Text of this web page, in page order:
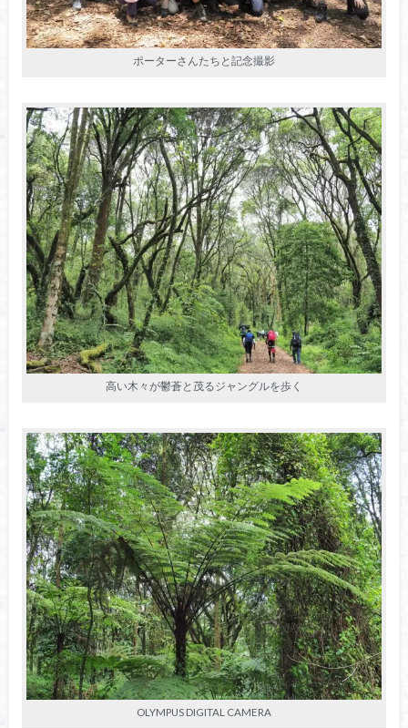
ポーターさんたちと記念撮影
高い木々が鬱蒼と茂るジャングルを歩く
OLYMPUS DIGITAL CAMERA